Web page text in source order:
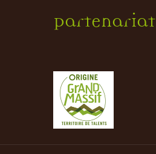
Partenariat